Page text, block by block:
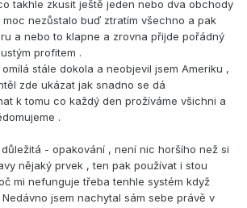
takhle zkusit ještě jeden nebo dva obchody
nezůstalo buď ztratím všechno a pak
a nebo to klapne a zrovna přijde pořádný
profitem .
stále dokola a neobjevil jsem Ameriku ,
zde ukázat jak snadno se dá
k tomu co každý den prožíváme všichni a
.
- opakování , není nic horšího než si
nějaký prvek , ten pak používat i stou
mi nefunguje třeba tenhle systém když
jsem nachytal sám sebe právě v